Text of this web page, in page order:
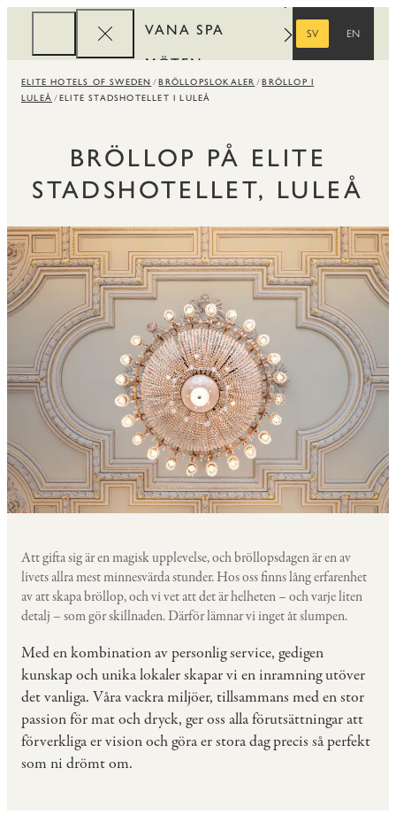
VANA SPA
MÖTEN
FÖRETAG
SV
EN
ELITE HOTELS OF SWEDEN BRÖLLOPSLOKALER
BRÖLLOP I
LULEÅ
ELITE STADSHOTELLET I LULEÅ
BRÖLLOP PÅ ELITE
STADSHOTELLET, LULEÅ
Att gifta sig är en magisk upplevelse, och bröllopsdagen är en av
livets allra mest minnesvärda stunder. Hos oss finns lång erfarenhet
av att skapa bröllop, och vi vet att det är helheten – och varje liten
detalj – som gör skillnaden. Därför lämnar vi inget åt slumpen.
Med en kombination av personlig service, gedigen
kunskap och unika lokaler skapar vi en inramning utöver
det vanliga. Våra vackra miljöer, tillsammans med en stor
passion för mat och dryck, ger oss alla förutsättningar att
förverkliga er vision och göra er stora dag precis så perfekt
som ni drömt om.